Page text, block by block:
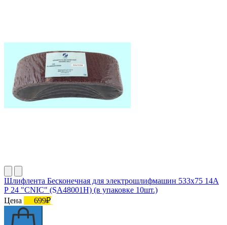
Шлифлента Бесконечная для электрошлифмашин 533х75 14А
Р 24 "CNIC" (SA48001H) (в упаковке 10шт.)
Цена
699₽